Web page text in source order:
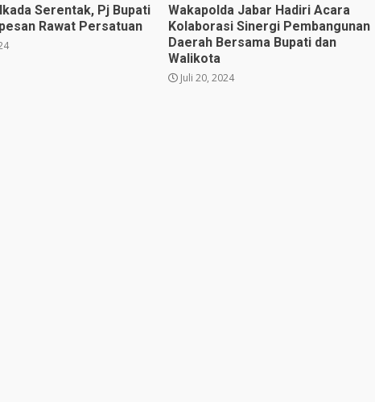
Serentak, Pj Bupati
Rawat Persatuan
Wakapolda Jabar Hadiri Acara
Kolaborasi Sinergi Pembangunan
Daerah Bersama Bupati dan
Walikota
Juli 20, 2024